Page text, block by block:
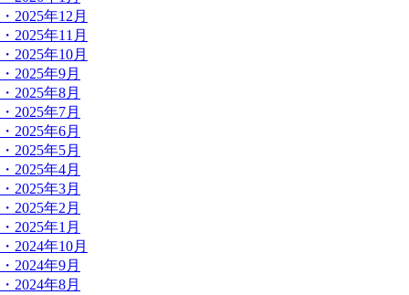
・2025年12月
・2025年11月
・2025年10月
・2025年9月
・2025年8月
・2025年7月
・2025年6月
・2025年5月
・2025年4月
・2025年3月
・2025年2月
・2025年1月
・2024年10月
・2024年9月
・2024年8月